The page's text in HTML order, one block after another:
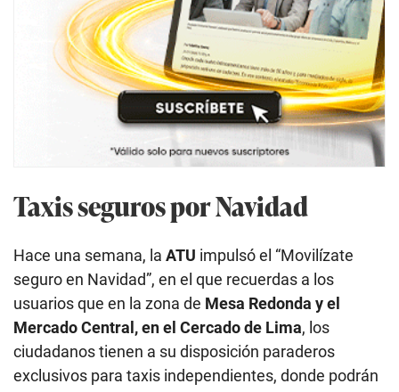
Taxis seguros por Navidad
Hace una semana, la ATU impulsó el “Movilízate
seguro en Navidad”, en el que recuerdas a los
usuarios que en la zona de Mesa Redonda y el
Mercado Central, en el Cercado de Lima, los
ciudadanos tienen a su disposición paraderos
exclusivos para taxis independientes, donde podrán